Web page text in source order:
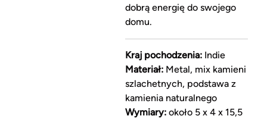
dobrą energię do swojego
domu.
Kraj pochodzenia:Indie
Materiał:Metal, mix kamieni
szlachetnych, podstawa z
kamienia naturalnego
Wymiary:około 5 x 4 x 15,5